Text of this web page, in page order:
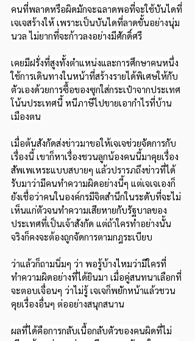
คนที่พลาดหรือผิดมักจะฉลาดพอที่จะใช้บันไดที่
เจเจสร้างให้ เพราะเป็นบันไดที่ลาดขั้นอย่างนุ่ม
นวล ไม่ยากที่จะก้าวลงอย่างมีศักดิ์ศรี
เคยมีฝรั่งที่สูงทั้งตำแหน่งและการศึกษาคนหนึ่ง
ใช้การเดินทางในหน้าที่สร้างรายได้พิเศษให้กับ
ตัวเองด้วยการซื้อของซุกใส่กระเป๋าจากประเทศ
โน้นประเทศนี้ หนีภาษีไปขายเอากำไรที่บ้าน
เมืองตน
เมื่อต้นสังกัดส่งข่าวมาขอให้เจเจช่วยจัดการกับ
เรื่องนี้ เขาก็หาเรื่องชวนลูกน้องคนนี้มาคุยเรื่อง
สัพเพเหระแบบสบายๆ แล้วปรารภถึงข่าวที่ได้
รับมาว่ามีคนทำความผิดอย่างนี้ๆ แต่เจเจเองก็
ยังเชื่อว่าคนในองค์กรมีจิตสำนึกในระดับที่จะไม่
เห็นแก่ตัวจนทำความเสียหายกับรัฐบาลของ
ประเทศที่เป็นเจ้าสังกัด แต่ถ้าใครทำอย่างนั้น
จริงก็คงจะต้องถูกจัดการตามกฎระเบียบ
ว่าแล้วก็ถามนิ่มๆ ว่า พอรู้บ้างไหมว่ามีใครที่
ทำความผิดอย่างที่ได้ยินมา เมื่อคู่สนทนาเลือกที่
จะตอบเจื่อนๆ ว่าไม่รู้ เจเจก็พยักหน้าแล้วชวน
คุยเรื่องอื่นๆ ต่ออย่างสนุกสนาน
ผลที่ได้คือการกลับเนื้อกลับตัวของคนผิดที่ไม่